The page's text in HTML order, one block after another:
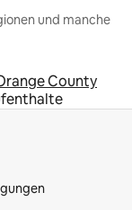
und manche
County